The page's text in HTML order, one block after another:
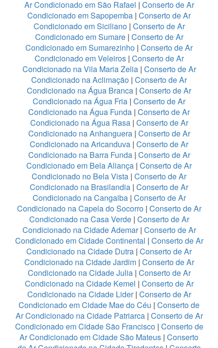
Ar Condicionado em São Rafael | Conserto de Ar
Condicionado em Sapopemba | Conserto de Ar
Condicionado em Siciliano| Conserto de Ar
Condicionado em Sumare| Conserto de Ar
Condicionado em Sumarezinho | Conserto de Ar
Condicionado em Veleiros| Conserto de Ar
Condicionado na Vila Maria Zelia| Conserto de Ar
Condicionado na Aclimação | Conserto de Ar
Condicionado na Água Branca | Conserto de Ar
Condicionado na Água Fria | Conserto de Ar
Condicionado na Água Funda | Conserto de Ar
Condicionado na Água Rasa | Conserto de Ar
Condicionado na Anhanguera| Conserto de Ar
Condicionado na Aricanduva | Conserto de Ar
Condicionado na Barra Funda | Conserto de Ar
Condicionado em Bela Aliança | Conserto de Ar
Condicionado no Bela Vista | Conserto de Ar
Condicionado na Brasilandia | Conserto de Ar
Condicionado na Cangaiba| Conserto de Ar
Condicionado na Capela do Socorro | Conserto de Ar
Condicionado na Casa Verde| Conserto de Ar
Condicionado na Cidade Ademar| Conserto de Ar
Condicionado em Cidade Continental | Conserto de Ar
Condicionado na Cidade Dutra | Conserto de Ar
Condicionado na Cidade Jardim| Conserto de Ar
Condicionado na Cidade Julia | Conserto de Ar
Condicionado na Cidade Kemel | Conserto de Ar
Condicionado na Cidade Lider| Conserto de Ar
Condicionado em Cidade Mae do Céu | Conserto de
Ar Condicionado na Cidade Patriarca| Conserto de Ar
Condicionado em Cidade São Francisco | Conserto de
Ar Condicionado em Cidade São Mateus | Conserto